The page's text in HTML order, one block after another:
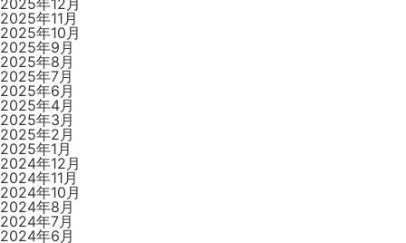
2025年11月
2025年10月
2025年9月
2025年8月
2025年7月
2025年6月
2025年4月
2025年3月
2025年2月
2025年1月
2024年12月
2024年11月
2024年10月
2024年8月
2024年7月
2024年6月